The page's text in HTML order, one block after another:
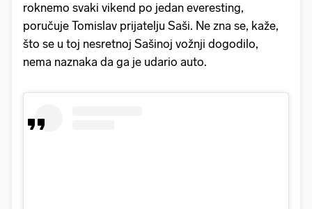
roknemo svaki vikend po jedan everesting,
poručuje Tomislav prijatelju Saši. Ne zna se, kaže,
što se u toj nesretnoj Sašinoj vožnji dogodilo,
nema naznaka da ga je udario auto.